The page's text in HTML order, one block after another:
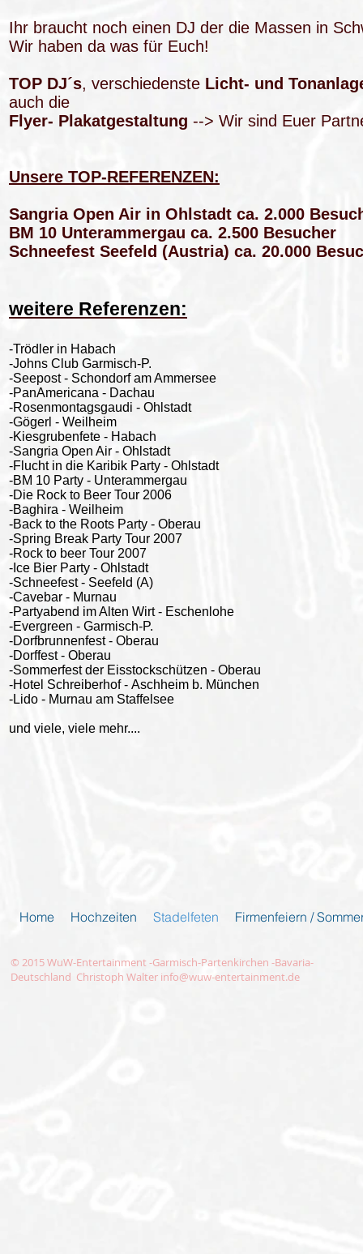
Ihr braucht noch einen DJ der die Massen in
Wir haben da was für Euch!
TOP DJ´s, verschiedenste Licht- und
auch die
Flyer- Plakatgestaltung --> Wir sind Euer
Unsere TOP-REFERENZEN:
Sangria Open Air in Ohlstadt ca. 2.000
BM 10 Unterammergau ca. 2.500 Besucher
Schneefest Seefeld (Austria) ca. 20.000
weitere Referenzen:
-Trödler in Habach
-Johns Club Garmisch-P.
-Seepost - Schondorf am Ammersee
-PanAmericana - Dachau
-Rosenmontagsgaudi - Ohlstadt
-Gögerl - Weilheim
-Kiesgrubenfete - Habach
-Sangria Open Air - Ohlstadt
-Flucht in die Karibik Party - Ohlstadt
-BM 10 Party - Unterammergau
-Die Rock to Beer Tour 2006
-Baghira - Weilheim
-Back to the Roots Party - Oberau
-Spring Break Party Tour 2007
-Rock to beer Tour 2007
-Ice Bier Party - Ohlstadt
-Schneefest - Seefeld (A)
-Cavebar - Murnau
-Partyabend im Alten Wirt - Eschenlohe
-Evergreen - Garmisch-P.
-Dorfbrunnenfest - Oberau
-Dorffest - Oberau
-Sommerfest der Eisstockschützen - Oberau
-Hotel Schreiberhof - Aschheim b. München
-Lido - Murnau am Staffelsee
und viele, viele mehr....
Home Hochzeiten Stadelfeten Firmenfeiern /
© 2015 WuW-Entertainment -Garmisch-Partenkirchen -Bavaria-
Deutschland Christoph Walter info@wuw-entertainment.de